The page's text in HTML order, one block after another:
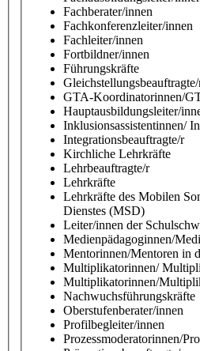
Fachberater/innen
Fachkonferenzleiter/innen
Fachleiter/innen
Fortbildner/innen
Führungskräfte
GTA-Koordinatorinnen/
Hauptausbildungsleiter/
Inklusionsassistentinnen/
Integrationsbeauftragte/r
Kirchliche Lehrkräfte
Lehrbeauftragte/r
Lehrkräfte
Lehrkräfte des Mobilen
Dienstes (MSD)
Leiter/innen der
Medienpädagoginnen/
Mentorinnen/Mentoren in
Multiplikatorinnen/
Multiplikatorinnen/
Nachwuchsführungskräfte
Oberstufenberater/innen
Profilbegleiter/innen
Prozessmoderatorinnen/